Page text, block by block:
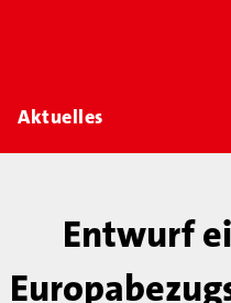
Aktuelles
Entwurf